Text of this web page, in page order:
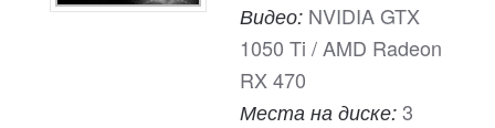
Видео: NVIDIA GTX
1050 Ti / AMD Radeon
RX 470
Места на диске: 3